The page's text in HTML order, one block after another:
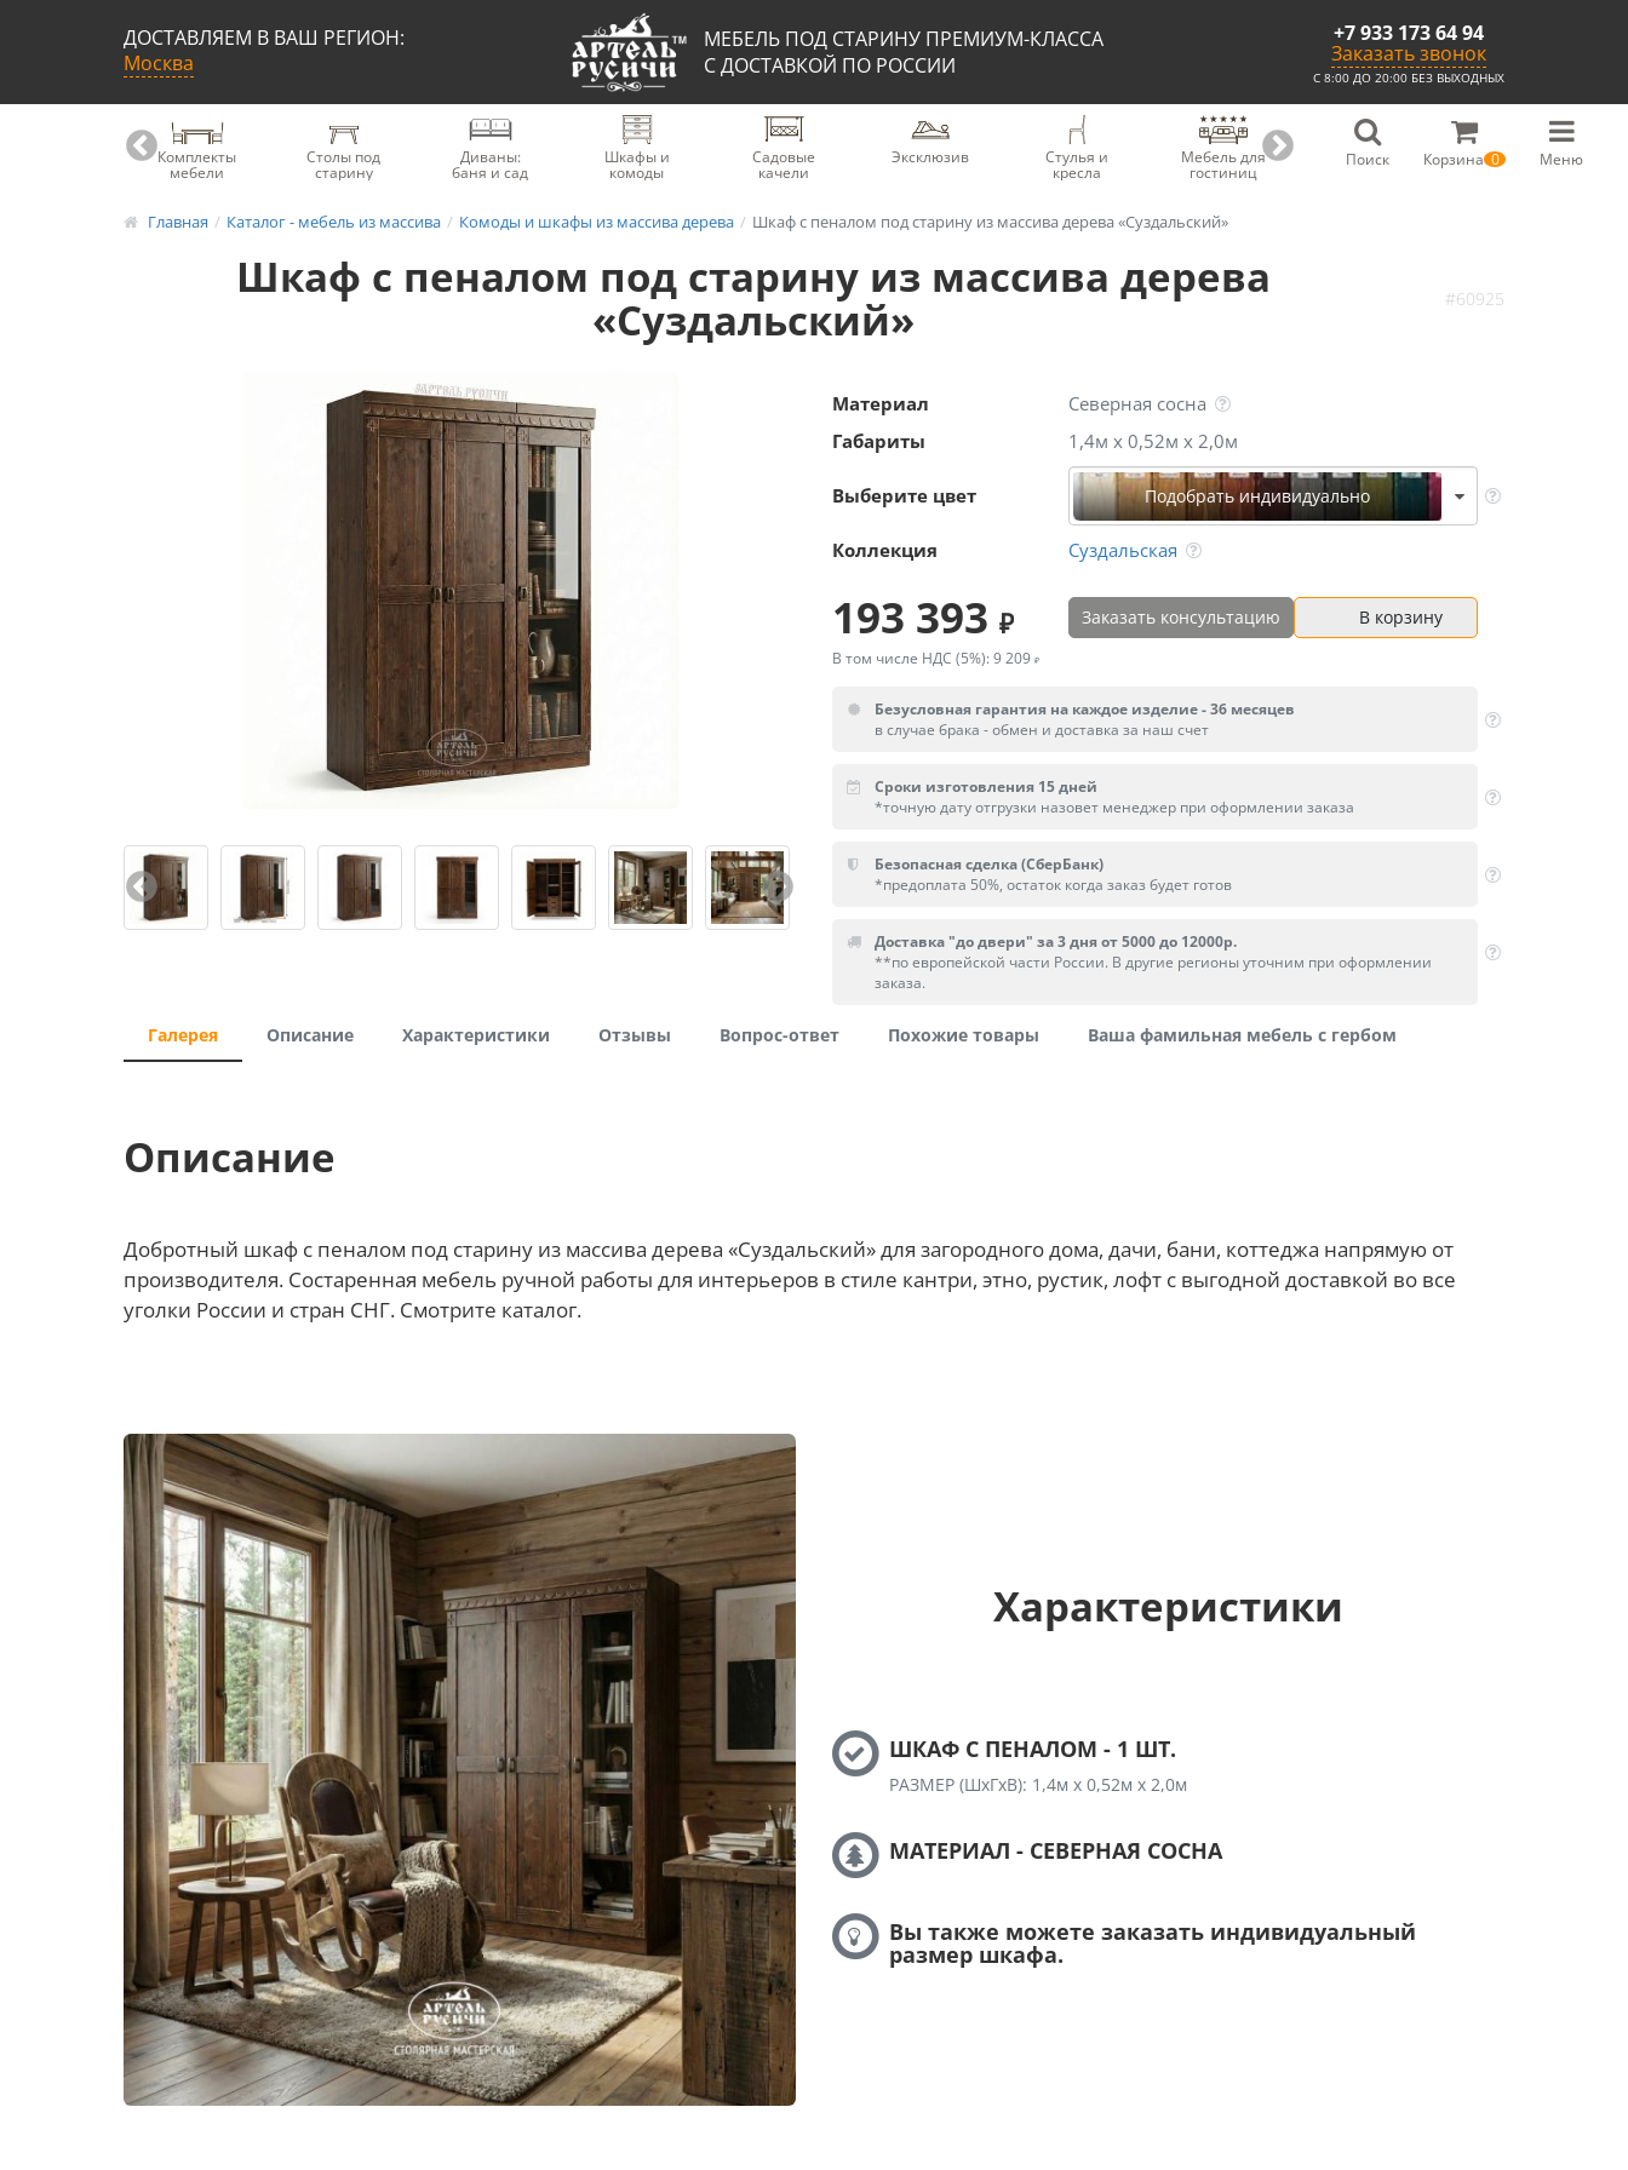
ДОСТАВЛЯЕМ В ВАШ РЕГИОН:
Москва
МЕБЕЛЬ ПОД СТАРИНУ ПРЕМИУМ-КЛАССА
С ДОСТАВКОЙ ПО РОССИИ
+7 933 173 64 94
Заказать звонок
С 8:00 ДО 20:00 БЕЗ ВЫХОДНЫХ
Комплекты
мебели
Столы под
старину
Диваны:
баня и сад
Шкафы и
комоды
Садовые
качели
Эксклюзив Стулья и
кресла
Мебель для
гостиниц
Мебель для Скамьи из
массива
Поиск Корзина 0 Меню
Главная Каталог - мебель из массива Комоды и шкафы из массива дерева Шкаф с пеналом под старину из массива дерева «Суздальский»
Шкаф с пеналом под старину из массива дерева
«Суздальский»
#60925
Материал
Северная сосна
Габариты
1,4м х 0,52м х 2,0м
Выберите цвет Подобрать индивидуально
Коллекция Суздальская
193 393 Заказать консультацию В корзину
В том числе НДС (5%): 9 209
Безусловная гарантия на каждое изделие - 36 месяцев
в случае брака - обмен и доставка за наш счет
Сроки изготовления 15 дней
*точную дату отгрузки назовет менеджер при оформлении заказа
Безопасная сделка (СберБанк)
*предоплата 50%, остаток когда заказ будет готов
Доставка "до двери" за 3 дня от 5000 до 12000р.
**по европейской части России. В другие регионы уточним при оформлении
заказа.
Галерея Описание Характеристики Отзывы Вопрос-ответ Похожие товары Ваша фамильная мебель с гербом
Описание
Добротный шкаф с пеналом под старину из массива дерева «Суздальский» для загородного дома, дачи, бани, коттеджа напрямую от
производителя. Состаренная мебель ручной работы для интерьеров в стиле кантри, этно, рустик, лофт с выгодной доставкой во все
уголки России и стран СНГ. Смотрите каталог.
Характеристики
ШКАФ С ПЕНАЛОМ - 1 ШТ.
РАЗМЕР (ШхГхВ): 1,4м х 0,52м х 2,0м
МАТЕРИАЛ - СЕВЕРНАЯ СОСНА
Вы также можете заказать индивидуальный
размер шкафа.